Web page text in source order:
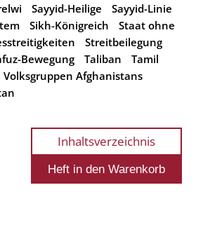
Sayyid-Heilige
Sayyid-Linie
Sikh-Königreich
Staat ohne
Streitbeilegung
Bewegung Taliban
Tamil
Volksgruppen Afghanistans
Inhaltsverzeichnis